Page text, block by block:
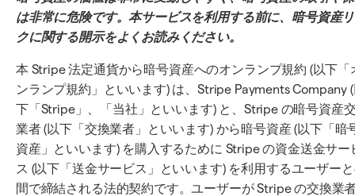
は非常に危険です。本サービスを利用する前に、暗号資産
クに関する開示をよくお読みください。
本 Stripe 法定通貨から暗号資産へのオンランプ規約 (以下「
ンランプ規約」といいます) は、Stripe Payments Company
下「Stripe」、「当社」といいます) と、Stripe の暗号資産
業者 (以下「交換業者」といいます) から暗号資産 (以下「暗
資産」といいます) を購入するために Stripe の資金送金サー
ス (以下「送金サービス」といいます) を利用するユーザー
間で締結される法的契約です。ユーザーが Stripe の交換業